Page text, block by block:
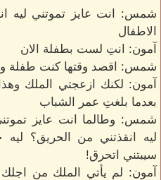
شمس: انت عايز تموتني ليه
الاطفال
آمون: انتِ لست بطفلة الان
شمس: اقصد وقتها كنت طفلة
آمون: لكنك ازعجتي الملك
بعدما بلغتِ عمر الشباب
شمس: وطالما انت عايز
ليه انقذتني من الحريق؟
سيبتني اتحرق!
آمون: لم يأتي الملك من